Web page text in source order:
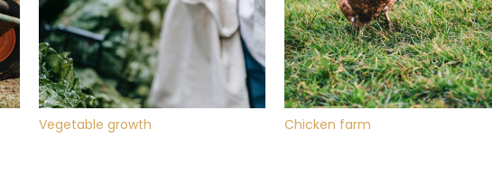
Vegetable growth Chicken farm